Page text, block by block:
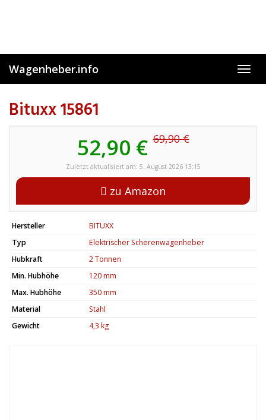
Wagenheber.info
Bituxx 15861
52,90 €69,90 €
Zuletzt aktualisiert am: 5. August 2026 13:15
zu Amazon
Hersteller
BITUXX
Typ
Elektrischer Scherenwagenheber
Hubkraft
2 Tonnen
Min. Hubhöhe
120 mm
Max. Hubhöhe
350 mm
Material
Stahl
Gewicht
4,3 kg